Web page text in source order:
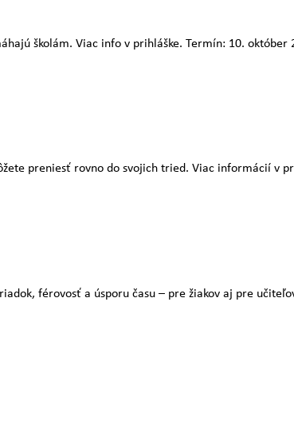
školám. Viac info v prihláške. Termín: 10.
preniesť rovno do svojich tried. Viac informácií v
férovosť a úsporu času – pre žiakov aj pre